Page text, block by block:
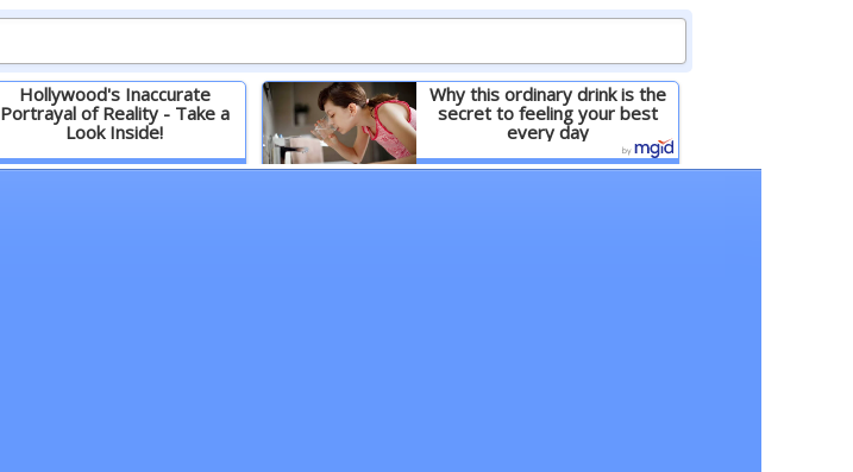
Hollywood's Inaccurate
Portrayal of Reality - Take a
Look Inside!
Детальніше
Why this ordinary drink is the
secret to feeling your best
every day
Детальніше